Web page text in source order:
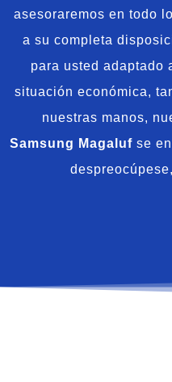
asesoraremos en todo
a su completa
para usted adaptado
situación económica,
nuestras manos,
Samsung Magaluf se